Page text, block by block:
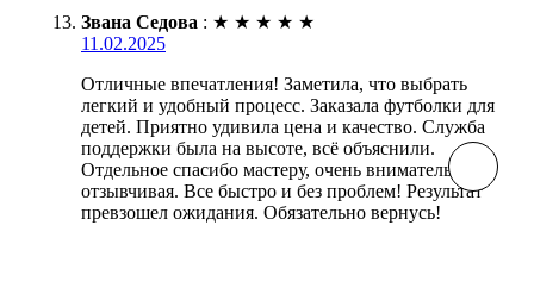
Звана Седова : ★ ★ ★ ★ ★
11.02.2025
Отличные впечатления! Заметила, что выбрать
легкий и удобный процесс. Заказала футболки для
детей. Приятно удивила цена и качество. Служба
поддержки была на высоте, всё объяснили.
Отдельное спасибо мастеру, очень внимательная и
отзывчивая. Все быстро и без проблем! Результат
превзошел ожидания. Обязательно вернусь!